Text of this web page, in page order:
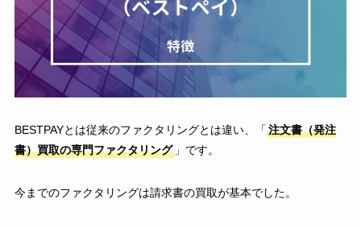
BESTPAYとは従来のファクタリングとは違い、「 注文書（発注
書）買取の専門ファクタリング」です。
今までのファクタリングは請求書の買取が基本でした。